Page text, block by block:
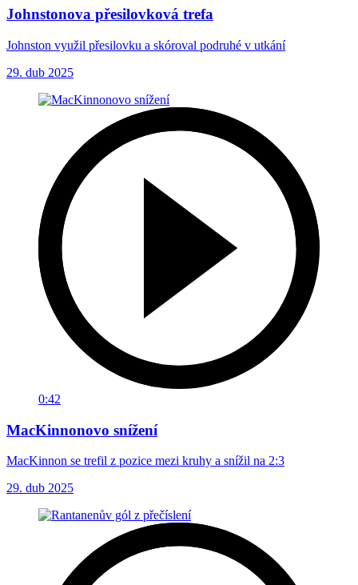
Johnstonova přesilovková trefa
Johnston využil přesilovku a skóroval podruhé v utkání
29. dub 2025
0:42
MacKinnonovo snížení
MacKinnon se trefil z pozice mezi kruhy a snížil na 2:3
29. dub 2025